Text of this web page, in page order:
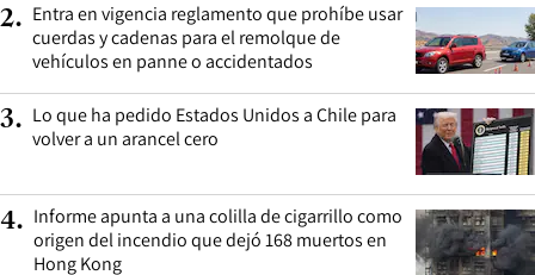
2. Entra en vigencia reglamento que prohíbe usar
cuerdas y cadenas para el remolque de
vehículos en panne o accidentados
3. Lo que ha pedido Estados Unidos a Chile para
volver a un arancel cero
4. Informe apunta a una colilla de cigarrillo como
origen del incendio que dejó 168 muertos en
Hong Kong